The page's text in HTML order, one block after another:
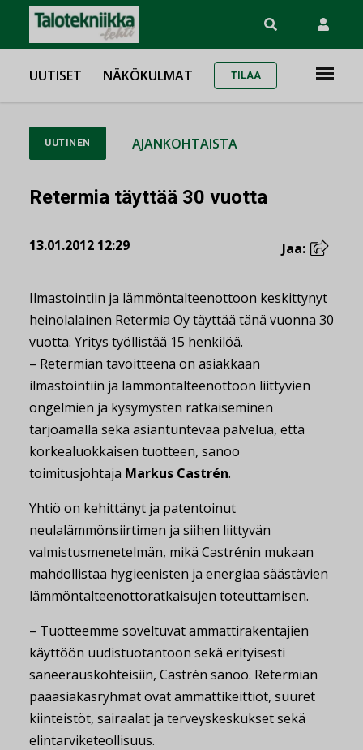
UUTISET NÄKÖKULMAT TILAA
UUTINEN AJANKOHTAISTA
Retermia täyttää 30 vuotta
13.01.2012 12:29 Jaa:
Ilmastointiin ja lämmöntalteenottoon keskittynyt
heinolalainen Retermia Oy täyttää tänä vuonna 30
vuotta. Yritys työllistää 15 henkilöä.
– Retermian tavoitteena on asiakkaan
ilmastointiin ja lämmöntalteenottoon liittyvien
ongelmien ja kysymysten ratkaiseminen
tarjoamalla sekä asiantuntevaa palvelua, että
korkealuokkaisen tuotteen, sanoo
toimitusjohtaja Markus Castrén.
Yhtiö on kehittänyt ja patentoinut
neulalämmönsiirtimen ja siihen liittyvän
valmistusmenetelmän, mikä Castrénin mukaan
mahdollistaa hygieenisten ja energiaa säästävien
lämmöntalteenottoratkaisujen toteuttamisen.
– Tuotteemme soveltuvat ammattirakentajien
käyttöön uudistuotantoon sekä erityisesti
saneerauskohteisiin, Castrén sanoo. Retermian
pääasiakasryhmät ovat ammattikeittiöt, suuret
kiinteistöt, sairaalat ja terveyskeskukset sekä
elintarviketeollisuus.